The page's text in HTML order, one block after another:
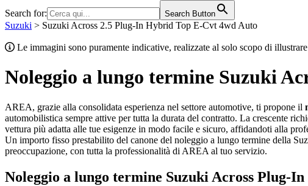
Search for:
Search Button
Suzuki > Suzuki Across 2.5 Plug-In Hybrid Top E-Cvt 4wd Auto
Le immagini sono puramente indicative, realizzate al solo scopo di
Noleggio a lungo termine Suzuki
AREA, grazie alla consolidata esperienza nel settore automotive, ti propone il
automobilistica sempre attive per tutta la durata del contratto. La crescente
vettura più adatta alle tue esigenze in modo facile e sicuro, affidandoti alla
Un importo fisso prestabilito del canone del noleggio a lungo termine della
preoccupazione, con tutta la professionalità di AREA al tuo servizio.
Noleggio a lungo termine Suzuki Across Plug-